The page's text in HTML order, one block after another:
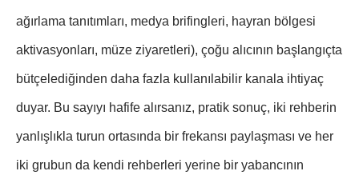
ağırlama tanıtımları, medya brifingleri, hayran bölgesi
aktivasyonları, müze ziyaretleri), çoğu alıcının başlangıçta
bütçelediğinden daha fazla kullanılabilir kanala ihtiyaç
duyar. Bu sayıyı hafife alırsanız, pratik sonuç, iki rehberin
yanlışlıkla turun ortasında bir frekansı paylaşması ve her
iki grubun da kendi rehberleri yerine bir yabancının